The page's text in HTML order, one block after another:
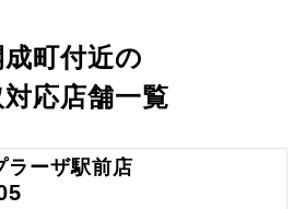
成町付近の
対応店舗一覧
ラーザ駅前店